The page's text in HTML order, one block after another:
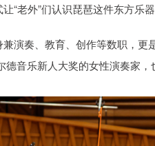
“老外”们认识琵琶这件东方乐器
演奏、教育、创作等数职，更
德音乐新人大奖的女性演奏家